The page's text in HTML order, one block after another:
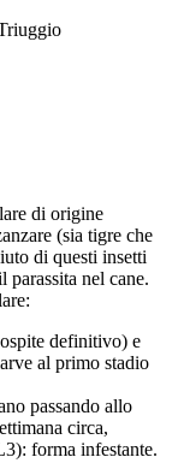
di origine
(sia tigre che
di questi insetti
parassita nel cane.
definitivo) e
al primo stadio
passando allo
circa,
forma infestante.